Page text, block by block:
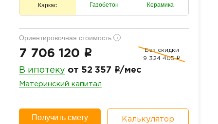
Каркас Газобетон Керамика
Ориентировочная стоимость i
7 706 120 i
Без скидки
9 324 405 i
В ипотеку от 52 357 i/мес
Материнский капитал
Получить смету
Калькулятор